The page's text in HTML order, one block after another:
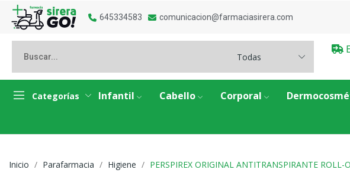
645334583 comunicacion@farmaciasirera.com
Todas
Categorías Infantil Cabello Corporal
Inicio Parafarmacia Higiene PERSPIREX ORIGINAL ANTITRANSPIRANTE ROLL-